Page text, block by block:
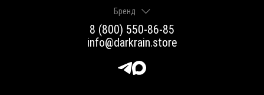
8 (800) 550-86-85
info@darkrain.store
Доставка и оплата
Гарантии и возврат
Как выбрать размер
Уход за украшениями
Яндекс Пэй
Долями
Бренд
О нас
Программа лояльности
Магазины